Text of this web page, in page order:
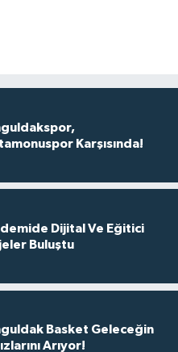
Karşısında!
Dijital Ve Eğitici
Buluştu
Basket Geleceğin
Arıyor!